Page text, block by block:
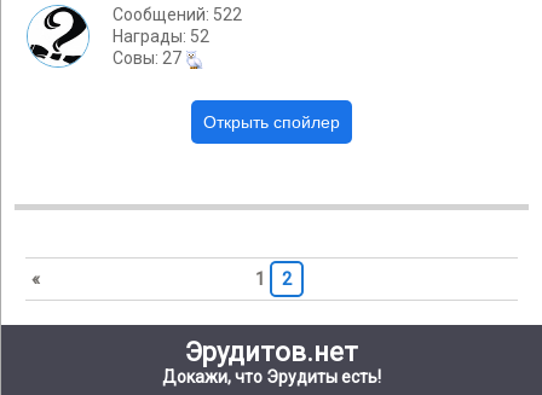
Сообщений: 522
Награды: 52
Cовы: 27
« 1 2
Эрудитов.нет
Докажи, что Эрудиты есть!